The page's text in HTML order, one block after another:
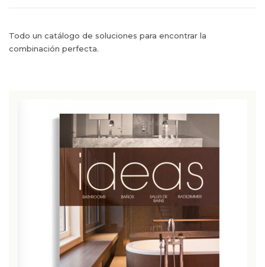
Todo un catálogo de soluciones para encontrar la
combinación perfecta.